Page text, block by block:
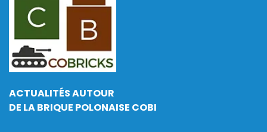
ACTUALITÉS AUTOUR
DE LA BRIQUE POLONAISE COBI